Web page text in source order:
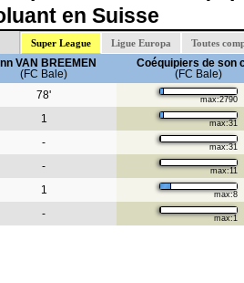
en Suisse
Super League Ligue Europa Toutes
VAN BREEMEN
(FC Bale)
Coéquipiers de son
(FC Bale)
78' max:2790
1 max:31
- max:31
- max:11
1 max:8
- max:1